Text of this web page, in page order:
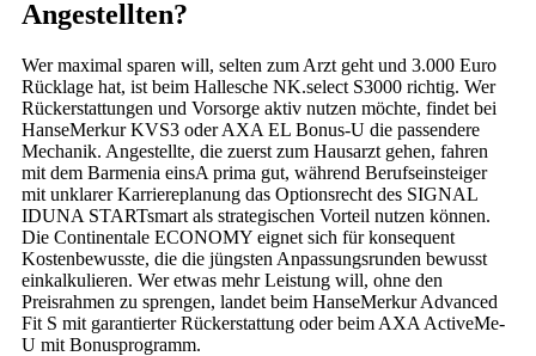
Angestellten?
Wer maximal sparen will, selten zum Arzt geht und 3.000 Euro
Rücklage hat, ist beim Hallesche NK.select S3000 richtig. Wer
Rückerstattungen und Vorsorge aktiv nutzen möchte, findet bei
HanseMerkur KVS3 oder AXA EL Bonus-U die passendere
Mechanik. Angestellte, die zuerst zum Hausarzt gehen, fahren
mit dem Barmenia einsA prima gut, während Berufseinsteiger
mit unklarer Karriereplanung das Optionsrecht des SIGNAL
IDUNA STARTsmart als strategischen Vorteil nutzen können.
Die Continentale ECONOMY eignet sich für konsequent
Kostenbewusste, die die jüngsten Anpassungsrunden bewusst
einkalkulieren. Wer etwas mehr Leistung will, ohne den
Preisrahmen zu sprengen, landet beim HanseMerkur Advanced
Fit S mit garantierter Rückerstattung oder beim AXA ActiveMe-
U mit Bonusprogramm.